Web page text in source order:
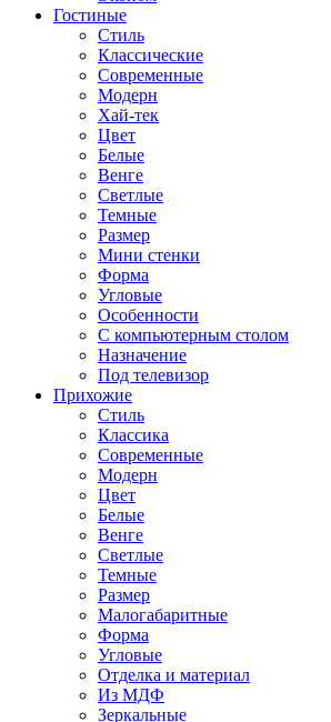
Гостиные
Стиль
Классические
Современные
Модерн
Хай-тек
Цвет
Белые
Венге
Светлые
Темные
Размер
Мини стенки
Форма
Угловые
Особенности
С компьютерным столом
Назначение
Под телевизор
Прихожие
Стиль
Классика
Современные
Модерн
Цвет
Белые
Венге
Светлые
Темные
Размер
Малогабаритные
Форма
Угловые
Отделка и материал
Из МДФ
Зеркальные